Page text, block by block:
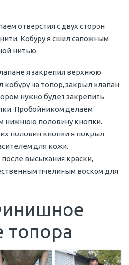
отверстия с двух сторон
Кобуру я сшил сапожным
нитью.
я закрепил верхнюю
кобуру на топор, закрыл клапан
нужно будет закрепить
Пробойником делаем
нижнюю половину кнопки.
половин кнопки я покрыл
для кожи.
после высыхания краски,
пчелиным воском для
топора